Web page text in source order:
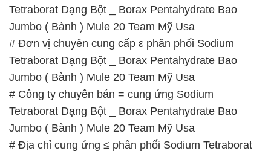
Tetraborat Dạng Bột _ Borax Pentahydrate Bao
Jumbo ( Bành ) Mule 20 Team Mỹ Usa
# Đơn vị chuyên cung cấp ε phân phối Sodium
Tetraborat Dạng Bột _ Borax Pentahydrate Bao
Jumbo ( Bành ) Mule 20 Team Mỹ Usa
# Công ty chuyên bán = cung ứng Sodium
Tetraborat Dạng Bột _ Borax Pentahydrate Bao
Jumbo ( Bành ) Mule 20 Team Mỹ Usa
# Địa chỉ cung ứng ≤ phân phối Sodium Tetraborat